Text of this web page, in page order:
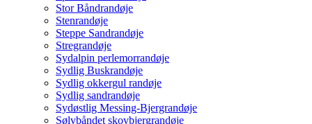
Stor Båndrandøje
Stenrandøje
Steppe Sandrandøje
Stregrandøje
Sydalpin perlemorrandøje
Sydlig Buskrandøje
Sydlig okkergul randøje
Sydlig sandrandøje
Sydøstlig Messing-Bjergrandøje
Sølvbåndet skovbjergrandøje